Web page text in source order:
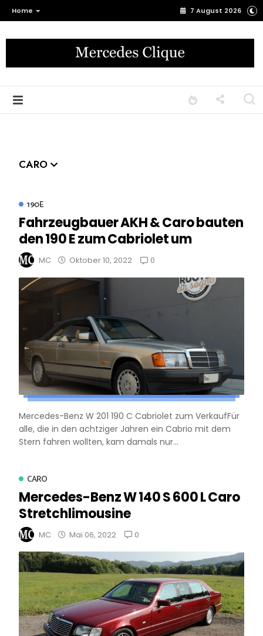
Home 7 August 2026
CARO
190E
Fahrzeugbauer AKH & Caro bauten
den 190 E zum Cabriolet um
MC Oktober 10, 2022 0
Mercedes-Benz W 201 190 C Cabriolet zum VerkaufFür
alle, die in den achtziger Jahren ein Cabrio mit dem
Stern fahren wollten, kam damals nur...
CARO
Mercedes-Benz W 140 S 600 L Caro
Stretchlimousine
MC Mai 06, 2022 0